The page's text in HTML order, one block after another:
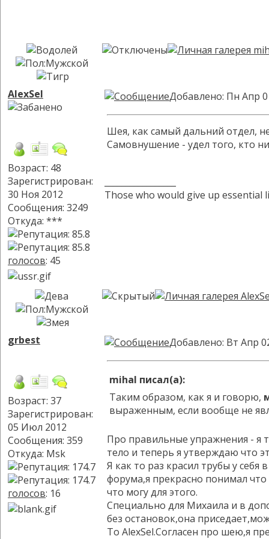
AlexSel
Возраст: 48
Зарегистрирован:
30 Ноя 2012
Сообщения: 3249
Откуда: ***
голосов: 45
Добавлено: Пн Апр
Шея, как самый дальний отдел,
Самовнушение - удел того, кто
Those who would give up
grbest
Возраст: 37
Зарегистрирован:
05 Июл 2012
Сообщения: 359
Откуда: Msk
голосов: 16
Добавлено: Вт Апр
mihal писал(а):
Таким образом, как я и говорю,
выраженным, если вообще не
Про правильные упражнения - я
тело и теперь я утверждаю что
Я как то раз красил трубы у
форума,я прекрасно понимал
что могу для этого.
Специально для Михаила и в
без остановок,она
To AlexSel.Согласен про шею,я